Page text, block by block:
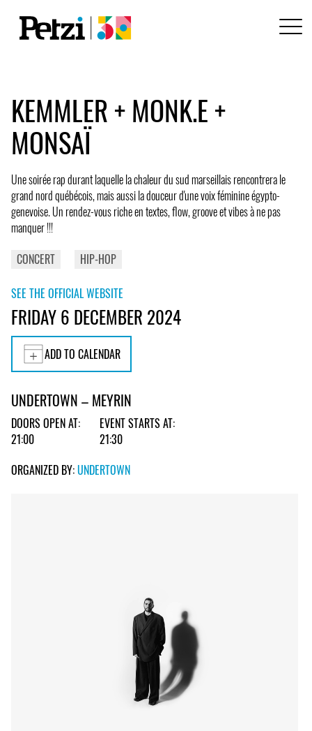
KEMMLER + MONK.E +
MONSAÏ
Une soirée rap durant laquelle la chaleur du sud marseillais rencontrera le
grand nord québécois, mais aussi la douceur d'une voix féminine égypto-
genevoise. Un rendez-vous riche en textes, flow, groove et vibes à ne pas
manquer !!!
CONCERT
HIP-HOP
SEE THE OFFICIAL WEBSITE
FRIDAY 6 DECEMBER 2024
ADD TO CALENDAR
UNDERTOWN – MEYRIN
DOORS OPEN AT:
21:00
EVENT STARTS AT:
21:30
ORGANIZED BY:UNDERTOWN